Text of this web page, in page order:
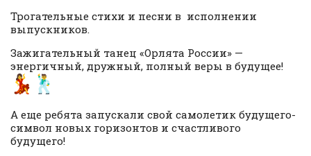
Трогательные стихи и песни в исполнении
выпускников.
Зажигательный танец «Орлята России» —
энергичный, дружный, полный веры в будущее!
А еще ребята запускали свой самолетик будущего-
символ новых горизонтов и счастливого
будущего!